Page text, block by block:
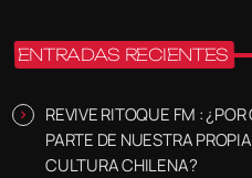
ENTRADAS RECIENTES
REVIVE RITOQUE FM :
PARTE DE NUESTRA
CULTURA CHILENA?